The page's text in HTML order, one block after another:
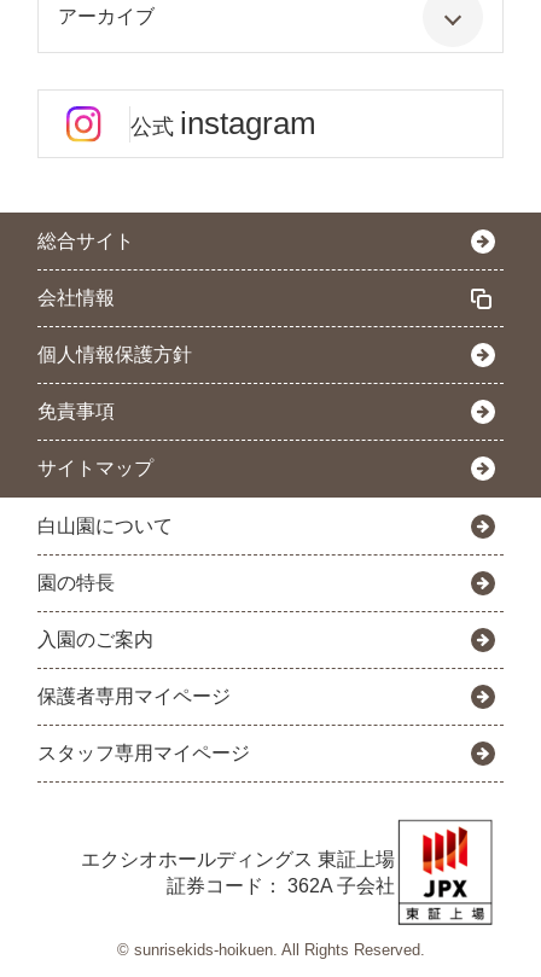
アーカイブ
公式 instagram
総合サイト
会社情報
個人情報保護方針
免責事項
サイトマップ
白山園について
園の特長
入園のご案内
保護者専用マイページ
スタッフ専用マイページ
エクシオホールディングス 東証上場
証券コード： 362A 子会社
© sunrisekids-hoikuen. All Rights Reserved.